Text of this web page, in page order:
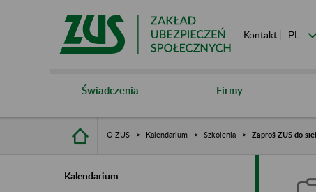
Kontakt
Świadczenia Firmy
O ZUS Kalendarium Szkolenia Zaproś ZUS do
Kalendarium